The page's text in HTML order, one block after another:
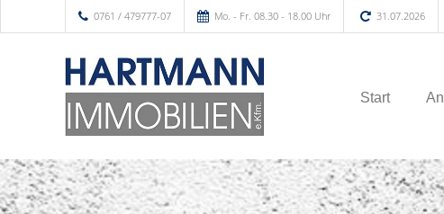
0761 / 479777-07 Mo. - Fr. 08.30 - 18.00 Uhr 31.07.2026
Start